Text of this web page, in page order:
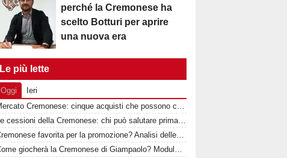
perché la Cremonese ha
scelto Botturi per aprire
una nuova era
Le più lette
Oggi
Ieri
Mercato Cremonese: cinque acquisti che possono cambiare la stagione dei grigiorossi
Le cessioni della Cremonese: chi può salutare prima della chiusura del mercato
Cremonese favorita per la promozione? Analisi delle rivali e percentuali di ritorno in Serie A
Come giocherà la Cremonese di Giampaolo? Modulo, idee tattiche e nuovi protagonisti